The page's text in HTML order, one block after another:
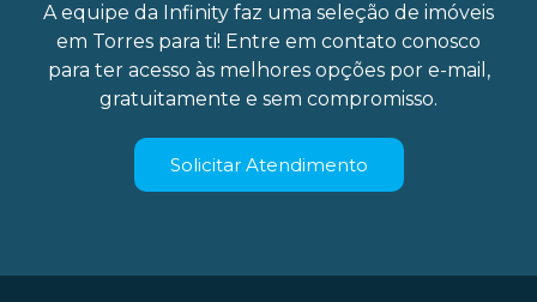
A equipe da Infinity faz uma seleção de imóveis
em Torres para ti! Entre em contato conosco
para ter acesso às melhores opções por e-mail,
gratuitamente e sem compromisso.
Solicitar Atendimento